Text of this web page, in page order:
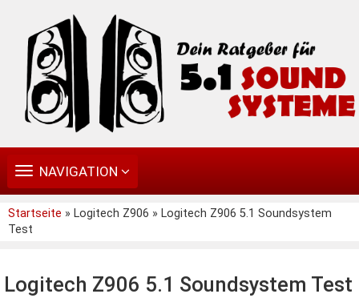
TOGGLE
NAVIGATION
NAVIGATION
Startseite » Logitech Z906 » Logitech Z906 5.1 Soundsystem
Test
Logitech Z906 5.1 Soundsystem Test